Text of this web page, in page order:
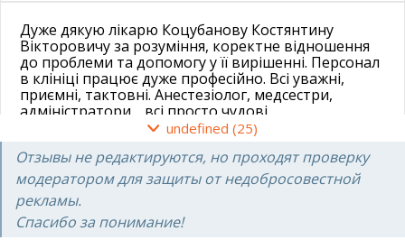
Дуже дякую лікарю Коцубанову Костянтину
Вікторовичу за розуміння, коректне відношення
до проблеми та допомогу у її вирішенні. Персонал
в клініці працює дуже професійно. Всі уважні,
приємні, тактовні. Анестезіолог, медсестри,
адміністратори… всі просто чудові.
В лікарні дуже смачно годують. Вартість послуг
Раджу при необхідності звертатися по допомогу
саме сюди.
undefined (25)
Отзывы не редактируются, но проходят проверку
модератором для защиты от недобросовестной
рекламы.
Спасибо за понимание!